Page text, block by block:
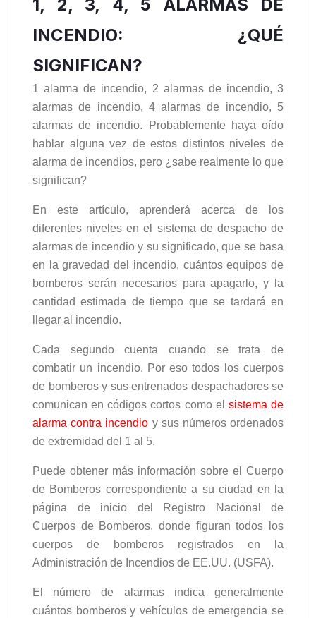
1, 2, 3, 4, 5 ALARMAS DE
INCENDIO: ¿QUÉ
SIGNIFICAN?
1 alarma de incendio, 2 alarmas de incendio, 3
alarmas de incendio, 4 alarmas de incendio, 5
alarmas de incendio. Probablemente haya oído
hablar alguna vez de estos distintos niveles de
alarma de incendios, pero ¿sabe realmente lo que
significan?
En este artículo, aprenderá acerca de los
diferentes niveles en el sistema de despacho de
alarmas de incendio y su significado, que se basa
en la gravedad del incendio, cuántos equipos de
bomberos serán necesarios para apagarlo, y la
cantidad estimada de tiempo que se tardará en
llegar al incendio.
Cada segundo cuenta cuando se trata de
combatir un incendio. Por eso todos los cuerpos
de bomberos y sus entrenados despachadores se
comunican en códigos cortos como el sistema de
alarma contra incendio y sus números ordenados
de extremidad del 1 al 5.
Puede obtener más información sobre el Cuerpo
de Bomberos correspondiente a su ciudad en la
página de inicio del Registro Nacional de
Cuerpos de Bomberos, donde figuran todos los
cuerpos de bomberos registrados en la
Administración de Incendios de EE.UU. (USFA).
El número de alarmas indica generalmente
cuántos bomberos y vehículos de emergencia se